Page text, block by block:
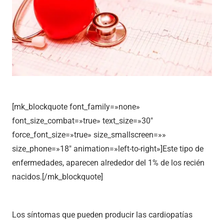
[mk_blockquote font_family=»none»
font_size_combat=»true» text_size=»30″
force_font_size=»true» size_smallscreen=»»
size_phone=»18″ animation=»left-to-right»]Este tipo de
enfermedades, aparecen alrededor del 1% de los recién
nacidos.[/mk_blockquote]
Los síntomas que pueden producir las cardiopatías